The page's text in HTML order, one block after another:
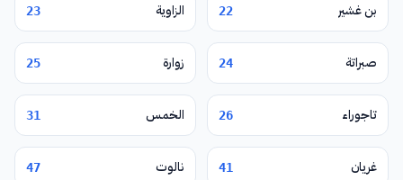
بن غشير 22 الزاوية 23
صبراتة 24 زوارة 25
تاجوراء 26 الخمس 31
غريان 41 نالوت 47